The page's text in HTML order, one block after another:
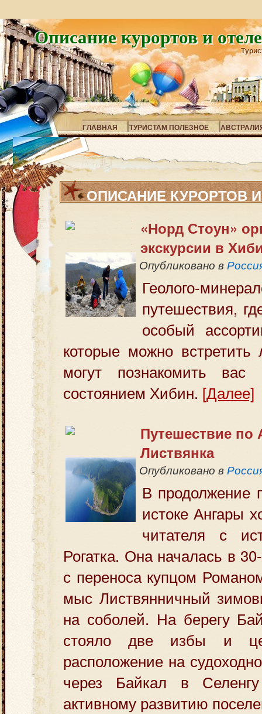
Описание курортов и
ГЛАВНАЯ ТУРИСТАМ ПОЛЕЗНОЕ
ОПИСАНИЕ КУРОРТОВ
«Норд Стоун»
экскурсии в
Опубликовано в
Геолого-
путешествия,
особый
которые можно
могут познакомить вас
состоянием Хибин. [Далее]
Путешествие
Листвянка
Опубликовано в
В продолжение
истоке Ангары
читателя с
Рогатка. Она началась в
с переноса купцом
мыс Листвянничный
на соболей. На берегу
стояло две избы и
расположение на
через Байкал в Селенгу
активному развитию